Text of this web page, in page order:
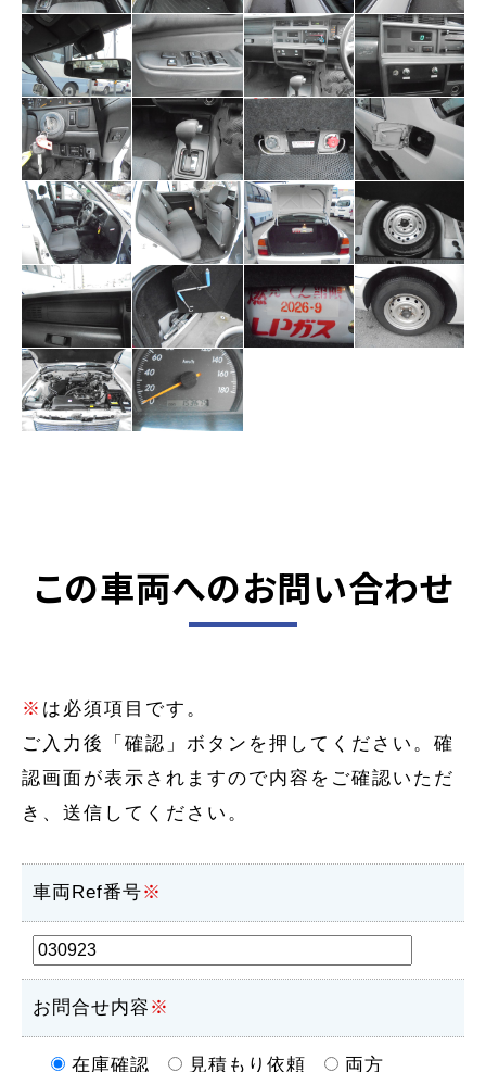
この車両へのお問い合わせ
※ は必須項目です。
ご入力後「確認」ボタンを押してください。確
認画面が表示されますので内容をご確認いただ
き、送信してください。
車両Ref番号※
お問合せ内容 ※
在庫確認 見積もり依頼 両方